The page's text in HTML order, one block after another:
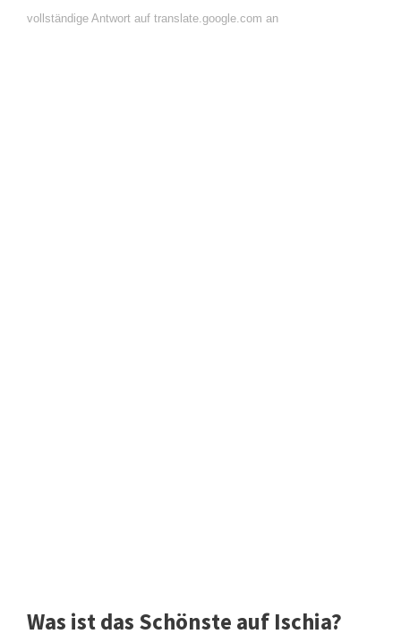
vollständige Antwort auf translate.google.com an
Was ist das Schönste auf Ischia?